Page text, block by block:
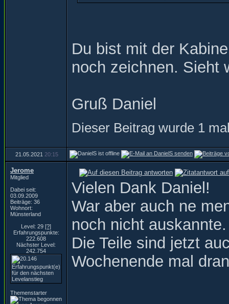
Du bist mit der
noch zeichnen. Sieht
Gruß Daniel
Dieser Beitrag wurde 1
21.05.2021 20:15
Jerome
Mitglied
Dabei seit:
03.09.2009
Beiträge: 36
Wohnort:
Münsterland
Level: 29 [?]
Erfahrungspunkte:
222.608
Nächster Level:
242.754
Themenstarter
Vielen Dank Daniel!
War aber auch ne
noch nicht
Die Teile sind jetzt
Wochenende mal